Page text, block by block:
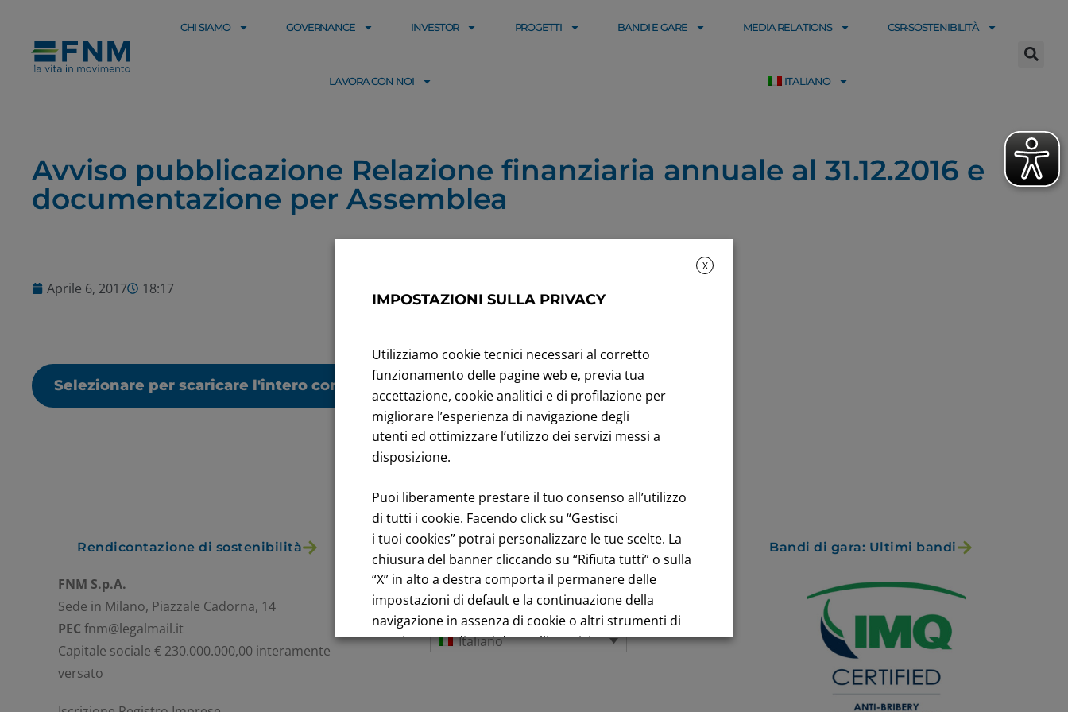
CHI SIAMO GOVERNANCE INVESTOR PROGETTI BANDI E GARE MEDIA RELATIONS CSR-SOSTENIBILITÀ
LAVORA CON NOI ITALIANO
Avviso pubblicazione Relazione finanziaria annuale al 31.12.2016 e
documentazione per Assemblea
Aprile 6, 2017 18:17
Selezionare per scaricare l'intero contenuto
Rendicontazione di sostenibilità Andamento titolo: Il titolo in Borsa Bandi di gara: Ultimi bandi
FNM S.p.A.
Sede in Milano, Piazzale Cadorna, 14
PECfnm@legalmail.it
Capitale sociale € 230.000.000,00 interamente
versato
Italiano
X
IMPOSTAZIONI SULLA PRIVACY
Utilizziamo cookie tecnici necessari al corretto
funzionamento delle pagine web e, previa tua
accettazione, cookie analitici e di profilazione per
migliorare l’esperienza di navigazione degli
utenti ed ottimizzare l’utilizzo dei servizi messi a
disposizione.
Puoi liberamente prestare il tuo consenso all’utilizzo
di tutti i cookie. Facendo click su “Gestisci
i tuoi cookies” potrai personalizzare le tue scelte. La
chiusura del banner cliccando su “Rifiuta tutti” o sulla
“X” in alto a destra comporta il permanere delle
impostazioni di default e la continuazione della
navigazione in assenza di cookie o altri strumenti di
tracciamento diversi da quelli tecnici.